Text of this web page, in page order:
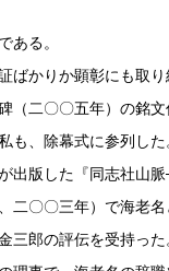
ある。
ばかりか顕彰にも取
（二〇〇五年）の銘
も、除幕式に参列した
出版した『同志社山
二〇〇三年）で海老
三郎の評伝を受持っ